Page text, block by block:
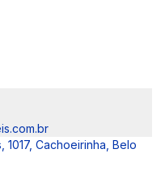
Cachoeirinha, Belo